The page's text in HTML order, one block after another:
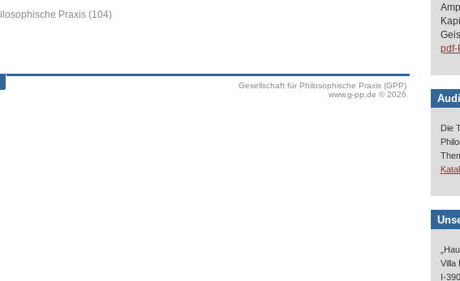
Praxis (104)
Gesellschaft für Philosophische Praxis (GPP)
www.g-pp.de © 2026
pdf-
Die
Villa
I-